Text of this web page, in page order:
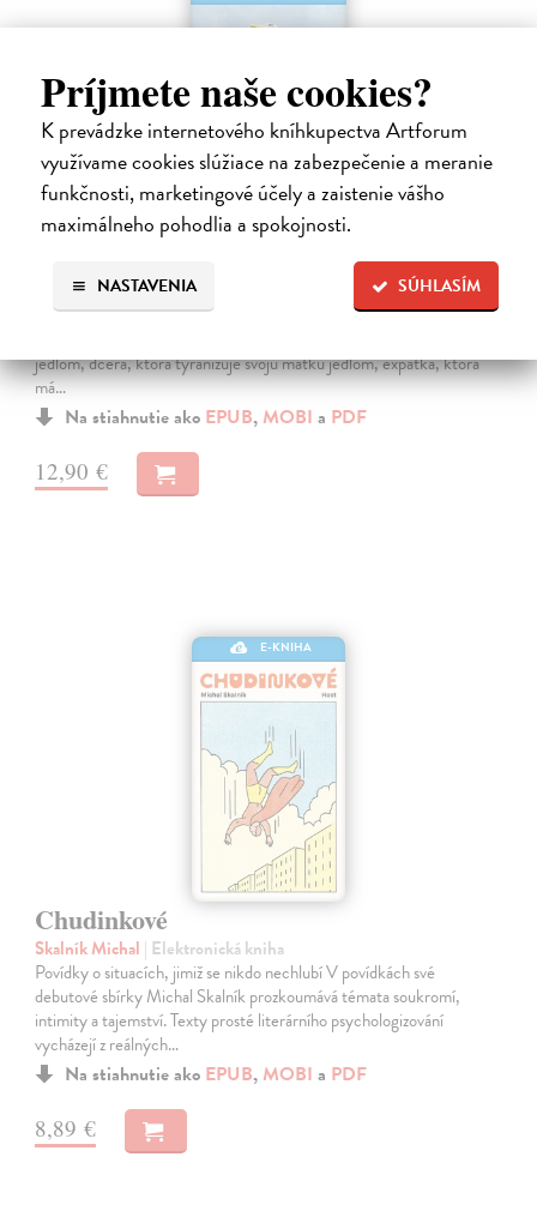
Príjmete naše cookies?
K prevádzke internetového kníhkupectva Artforum
využívame cookies slúžiace na zabezpečenie a meranie
funkčnosti, marketingové účely a zaistenie vášho
maximálneho pohodlia a spokojnosti.
SÚHLASÍM
NASTAVENIA
Dobrakovová Ivana| Elektronická kniha
Mladé dievča, ktoré zažíva svoj prvý vzťah a má nástojčivý pocit, že
jedlom, dcéra, ktorá tyranizuje svoju matku jedlom, expatka, ktorá
má…
Na stiahnutie ako EPUB, MOBI a PDF
12,90 €
E-KNIHA
Chudinkové
Skalník Michal | Elektronická kniha
Povídky o situacích, jimiž se nikdo nechlubí V povídkách své
debutové sbírky Michal Skalník prozkoumává témata soukromí,
intimity a tajemství. Texty prosté literárního psychologizování
vycházejí z reálných…
Na stiahnutie ako EPUB, MOBI a PDF
8,89 €